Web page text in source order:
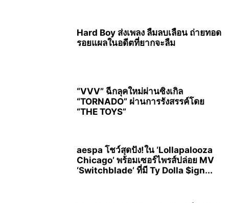
Hard Boy ส่งเพลง ลืมลบเลือน ถ่ายทอด
รอยแผลในอดีตที่ยากจะลืม
“VVV” ฉีกลุคใหม่ผ่านซิงเกิล
“TORNADO” ผ่านการรังสรรค์โดย
“THE TOYS”
aespa โชว์สุดปัง!ใน ‘Lollapalooza
Chicago’ พร้อมเซอร์ไพรส์ปล่อย MV
‘Switchblade’ ที่มี Ty Dolla $ign...